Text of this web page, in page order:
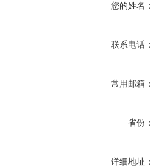
您的姓名：
联系电话：
常用邮箱：
省份：
详细地址：